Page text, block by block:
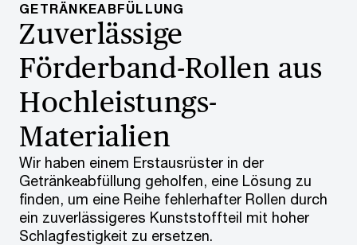
GETRÄNKEABFÜLLUNG
Zuverlässige
Förderband-Rollen aus
Hochleistungs-
Materialien
Wir haben einem Erstausrüster in der
Getränkeabfüllung geholfen, eine Lösung zu
finden, um eine Reihe fehlerhafter Rollen durch
ein zuverlässigeres Kunststoffteil mit hoher
Schlagfestigkeit zu ersetzen.